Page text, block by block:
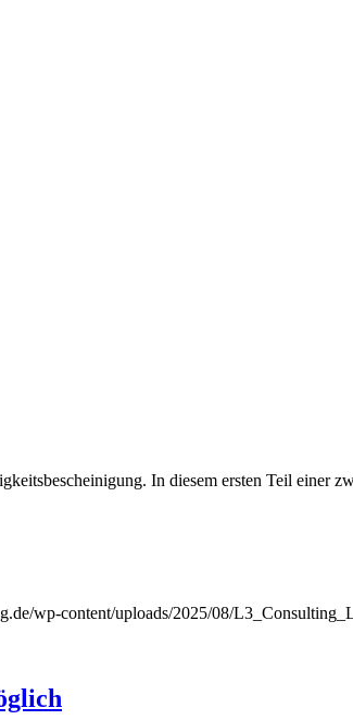
In diesem ersten Teil einer
wp-content/uploads/2025/08/